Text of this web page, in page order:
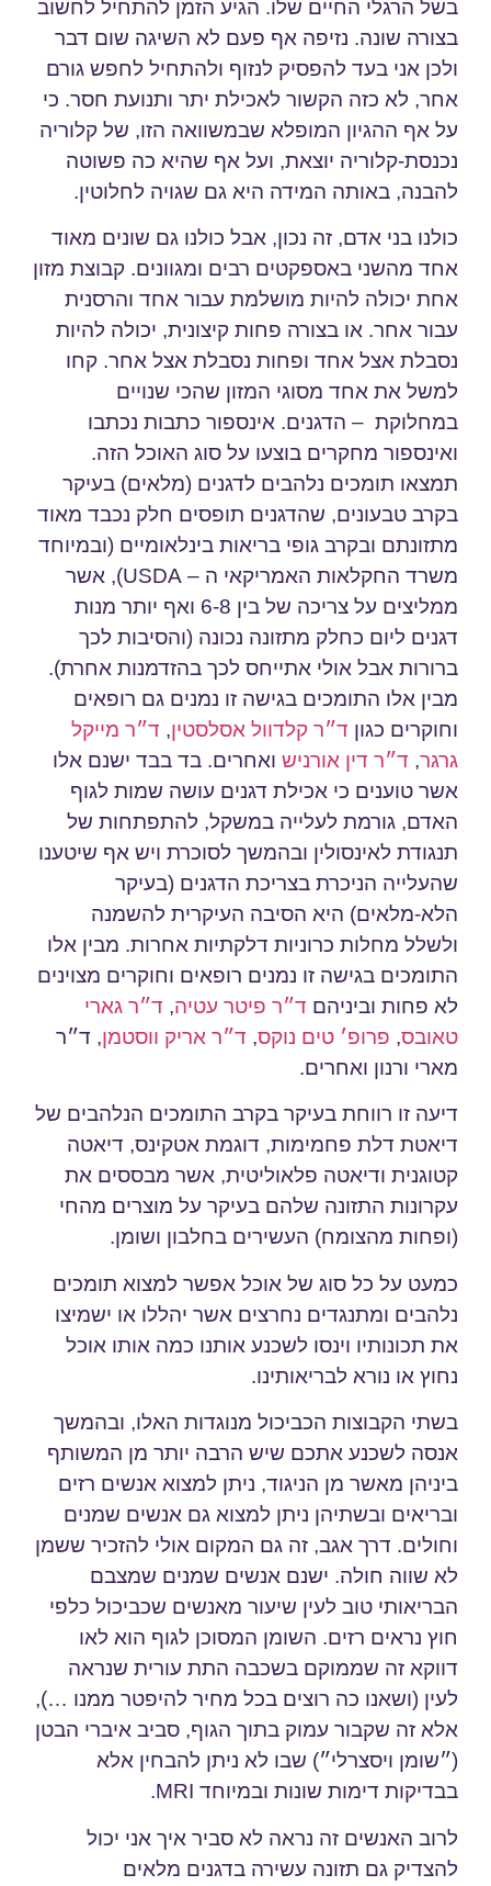
בשל הרגלי החיים שלו. הגיע הזמן להתחיל לחשוב
בצורה שונה. נזיפה אף פעם לא השיגה שום דבר
ולכן אני בעד להפסיק לנזוף ולהתחיל לחפש גורם
אחר, לא כזה הקשור לאכילת יתר ותנועת חסר. כי
על אף ההגיון המופלא שבמשוואה הזו, של קלוריה
נכנסת-קלוריה יוצאת, ועל אף שהיא כה פשוטה
להבנה, באותה המידה היא גם שגויה לחלוטין.
כולנו בני אדם, זה נכון, אבל כולנו גם שונים מאוד
אחד מהשני באספקטים רבים ומגוונים. קבוצת מזון
אחת יכולה להיות מושלמת עבור אחד והרסנית
עבור אחר. או בצורה פחות קיצונית, יכולה להיות
נסבלת אצל אחד ופחות נסבלת אצל אחר. קחו
למשל את אחד מסוגי המזון שהכי שנויים
במחלוקת – הדגנים. אינספור כתבות נכתבו
ואינספור מחקרים בוצעו על סוג האוכל הזה.
תמצאו תומכים נלהבים לדגנים (מלאים) בעיקר
בקרב טבעונים, שהדגנים תופסים חלק נכבד מאוד
מתזונתם ובקרב גופי בריאות בינלאומיים (ובמיוחד
משרד החקלאות האמריקאי ה – USDA), אשר
ממליצים על צריכה של בין 6-8 ואף יותר מנות
דגנים ליום כחלק מתזונה נכונה (והסיבות לכך
ברורות אבל אולי אתייחס לכך בהזדמנות אחרת).
מבין אלו התומכים בגישה זו נמנים גם רופאים
וחוקרים כגון ד״ר קלדוול אסלסטין, ד״ר מייקל
גרגר, ד״ר דין אורניש ואחרים. בד בבד ישנם אלו
אשר טוענים כי אכילת דגנים עושה שמות לגוף
האדם, גורמת לעלייה במשקל, להתפתחות של
תנגודת לאינסולין ובהמשך לסוכרת ויש אף שיטענו
שהעלייה הניכרת בצריכת הדגנים (בעיקר
הלא-מלאים) היא הסיבה העיקרית להשמנה
ולשלל מחלות כרוניות דלקתיות אחרות. מבין אלו
התומכים בגישה זו נמנים רופאים וחוקרים מצוינים
לא פחות וביניהם ד״ר פיטר עטיה, ד״ר גארי
טאובס, פרופ׳ טים נוקס, ד״ר אריק ווסטמן, ד״ר
מארי ורנון ואחרים.
דיעה זו רווחת בעיקר בקרב התומכים הנלהבים של
דיאטת דלת פחמימות, דוגמת אטקינס, דיאטה
קטוגנית ודיאטה פלאוליטית, אשר מבססים את
עקרונות התזונה שלהם בעיקר על מוצרים מהחי
(ופחות מהצומח) העשירים בחלבון ושומן.
כמעט על כל סוג של אוכל אפשר למצוא תומכים
נלהבים ומתנגדים נחרצים אשר יהללו או ישמיצו
את תכונותיו וינסו לשכנע אותנו כמה אותו אוכל
נחוץ או נורא לבריאותינו.
בשתי הקבוצות הכביכול מנוגדות האלו, ובהמשך
אנסה לשכנע אתכם שיש הרבה יותר מן המשותף
ביניהן מאשר מן הניגוד, ניתן למצוא אנשים רזים
ובריאים ובשתיהן ניתן למצוא גם אנשים שמנים
וחולים. דרך אגב, זה גם המקום אולי להזכיר ששמן
לא שווה חולה. ישנם אנשים שמנים שמצבם
הבריאותי טוב לעין שיעור מאנשים שכביכול כלפי
חוץ נראים רזים. השומן המסוכן לגוף הוא לאו
דווקא זה שממוקם בשכבה התת עורית שנראה
לעין (ושאנו כה רוצים בכל מחיר להיפטר ממנו …),
אלא זה שקבור עמוק בתוך הגוף, סביב איברי הבטן
(״שומן ויסצרלי״) שבו לא ניתן להבחין אלא
בבדיקות דימות שונות ובמיוחד MRI.
לרוב האנשים זה נראה לא סביר איך אני יכול
להצדיק גם תזונה עשירה בדגנים מלאים